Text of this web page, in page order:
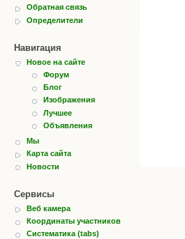
Обратная связь
Определители
Навигация
Новое на сайте
Форум
Блог
Изображения
Лучшее
Объявления
Мы
Карта сайта
Новости
Сервисы
Веб камера
Координаты участников
Систематика (tabs)